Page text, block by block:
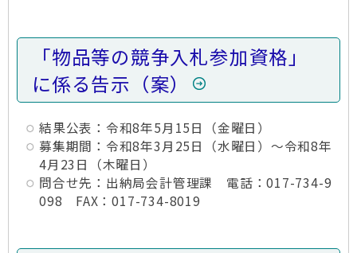
「物品等の競争入札参加資格」
に係る告示（案）
結果公表：令和8年5月15日（金曜日）
募集期間：令和8年3月25日（水曜日）～令和8年
4月23日（木曜日）
問合せ先：出納局会計管理課 電話：017-734-9
098 FAX：017-734-8019